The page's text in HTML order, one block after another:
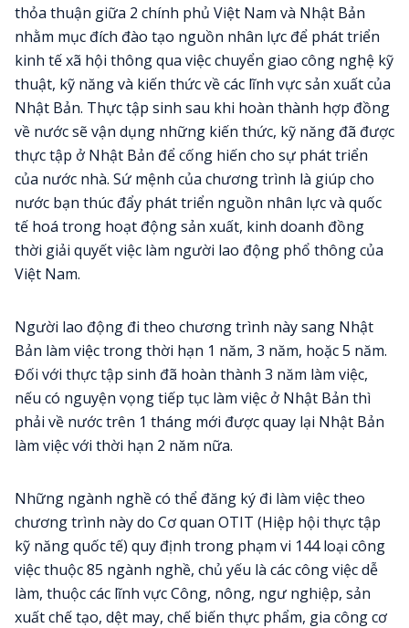
thỏa thuận giữa 2 chính phủ Việt Nam và Nhật Bản
nhằm mục đích đào tạo nguồn nhân lực để phát triển
kinh tế xã hội thông qua việc chuyển giao công nghệ kỹ
thuật, kỹ năng và kiến thức về các lĩnh vực sản xuất của
Nhật Bản. Thực tập sinh sau khi hoàn thành hợp đồng
về nước sẽ vận dụng những kiến thức, kỹ năng đã được
thực tập ở Nhật Bản để cống hiến cho sự phát triển
của nước nhà. Sứ mệnh của chương trình là giúp cho
nước bạn thúc đẩy phát triển nguồn nhân lực và quốc
tế hoá trong hoạt động sản xuất, kinh doanh đồng
thời giải quyết việc làm người lao động phổ thông của
Việt Nam.
Người lao động đi theo chương trình này sang Nhật
Bản làm việc trong thời hạn 1 năm, 3 năm, hoặc 5 năm.
Đối với thực tập sinh đã hoàn thành 3 năm làm việc,
nếu có nguyện vọng tiếp tục làm việc ở Nhật Bản thì
phải về nước trên 1 tháng mới được quay lại Nhật Bản
làm việc với thời hạn 2 năm nữa.
Những ngành nghề có thể đăng ký đi làm việc theo
chương trình này do Cơ quan OTIT (Hiệp hội thực tập
kỹ năng quốc tế) quy định trong phạm vi 144 loại công
việc thuộc 85 ngành nghề, chủ yếu là các công việc dễ
làm, thuộc các lĩnh vực Công, nông, ngư nghiệp, sản
xuất chế tạo, dệt may, chế biến thực phẩm, gia công cơ